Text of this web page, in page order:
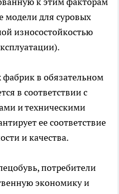
модели для суровых
износостойкостью
в обязательном
в соответствии с
и техническими
ее соответствие
и качества.
потребители
экономику и